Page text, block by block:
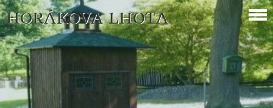
HORÁKOVA LHOTA